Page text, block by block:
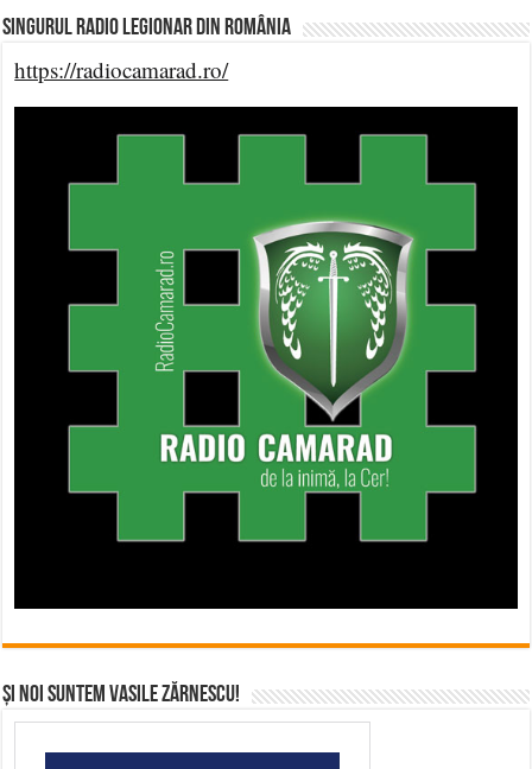
Singurul Radio Legionar din România
https://radiocamarad.ro/
Și noi suntem Vasile Zărnescu!